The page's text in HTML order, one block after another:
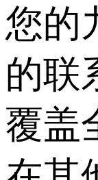
您的
的联
覆盖